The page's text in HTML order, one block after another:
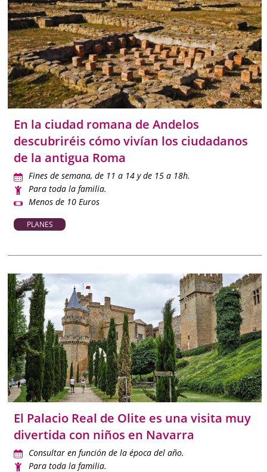
En la ciudad romana de Andelos
descubriréis cómo vivían los ciudadanos
de la antigua Roma
Fines de semana, de 11 a 14 y de 15 a 18h.
Para toda la familia.
Menos de 10 Euros
PLANES
El Palacio Real de Olite es una visita muy
divertida con niños en Navarra
Consultar en función de la época del año.
Para toda la familia.